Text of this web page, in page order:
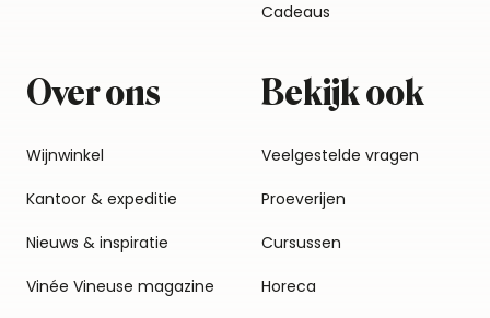
Cadeaus
Over ons
Wijnwinkel
Kantoor & expeditie
Nieuws & inspiratie
Vinée Vineuse magazine
Bekijk ook
Veelgestelde vragen
Proeverijen
Cursussen
Horeca